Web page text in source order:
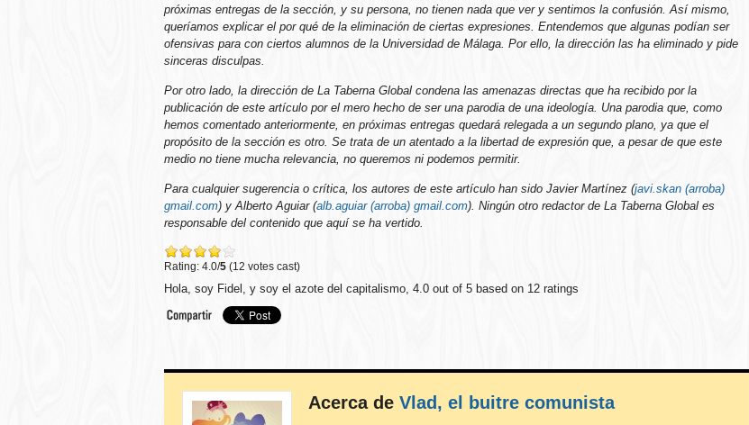
próximas entregas de la sección, y su persona, no tienen nada que ver y sentimos la confusión. Así mismo,
queríamos explicar el por qué de la eliminación de ciertas expresiones. Entendemos que algunas podían ser
ofensivas para con ciertos alumnos de la Universidad de Málaga. Por ello, la dirección las ha eliminado y pide
sinceras disculpas.
Por otro lado, la dirección de La Taberna Global condena las amenazas directas que ha recibido por la
publicación de este artículo por el mero hecho de ser una parodia de una ideología. Una parodia que, como
hemos comentado anteriormente, en próximas entregas quedará relegada a un segundo plano, ya que el
propósito de la sección es otro. Se trata de un atentado a la libertad de expresión que, a pesar de que este
medio no tiene mucha relevancia, no queremos ni podemos permitir.
Para cualquier sugerencia o crítica, los autores de este artículo han sido Javier Martínez (javi.skan (arroba)
gmail.com) y Alberto Aguiar (alb.aguiar (arroba) gmail.com). Ningún otro redactor de La Taberna Global es
responsable del contenido que aquí se ha vertido.
Rating: 4.0/5 (12 votes cast)
Hola, soy Fidel, y soy el azote del capitalismo 4.0 out of 5 based on 12 ratings
Acerca de Vlad, el buitre comunista